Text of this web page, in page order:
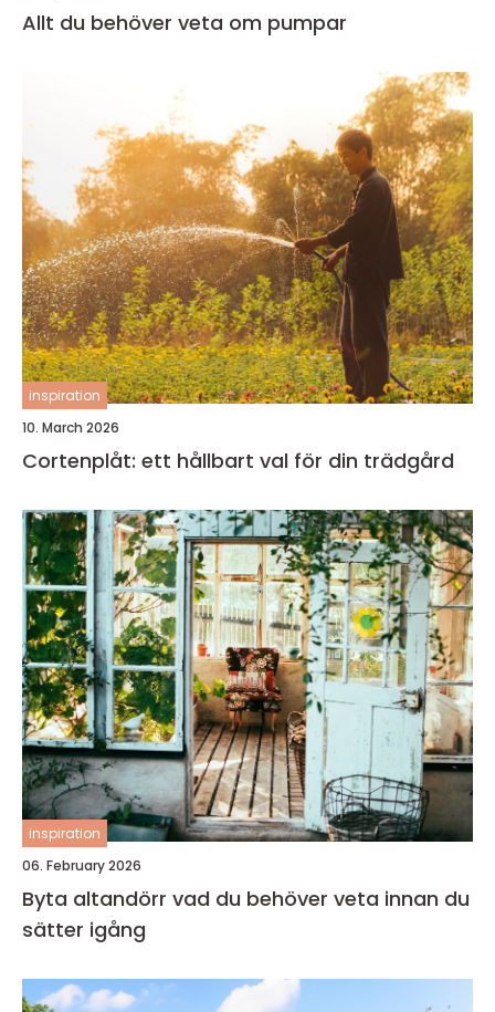
Allt du behöver veta om pumpar
inspiration
10. March 2026
Cortenplåt: ett hållbart val för din trädgård
inspiration
06. February 2026
Byta altandörr vad du behöver veta innan du
sätter igång